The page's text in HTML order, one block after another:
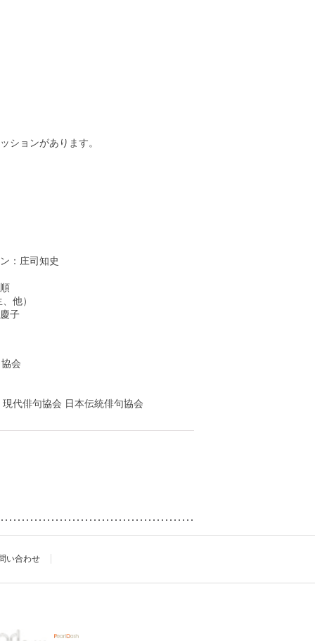
ションがあります。
：庄司知史
他）
子
会
代俳句協会 日本伝統俳句協会
い合わせ